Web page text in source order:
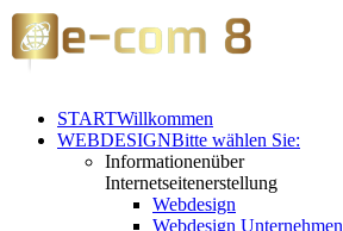
STARTWillkommen
WEBDESIGNBitte wählen Sie:
Informationenüber
Internetseitenerstellung
Webdesign
Webdesign Unternehmen